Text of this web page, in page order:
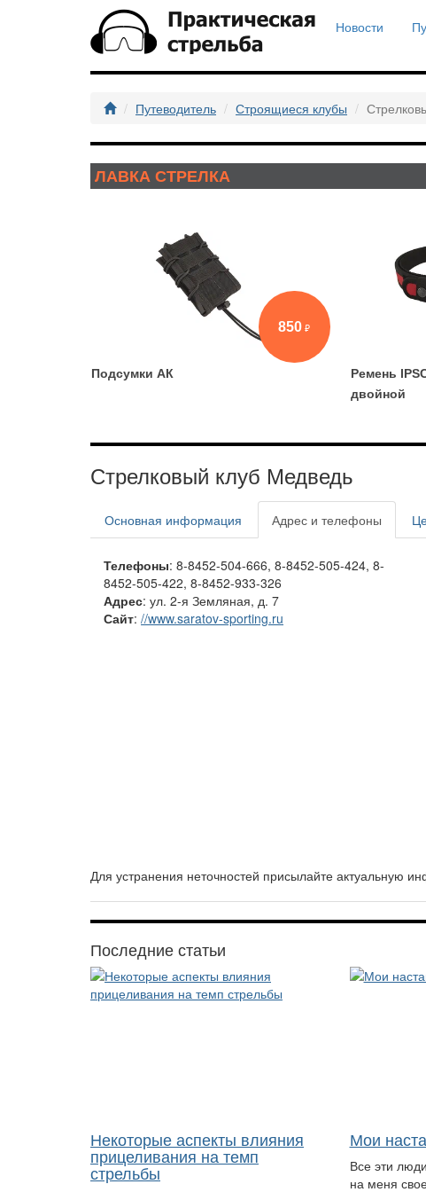
Новости
Путеводитель Строящиеся клубы
ЛАВКА СТРЕЛКА
850
Подсумки АК
Ремень
двойной
Стрелковый клуб Медведь
Основная информация Адрес и телефоны
Телефоны: 8-8452-504-666, 8-8452-505-424, 8-
8452-505-422, 8-8452-933-326
Адрес: ул. 2-я Земляная, д. 7
Сайт: //www.saratov-sporting.ru
Для устранения неточностей присылайте актуальную
Последние статьи
Некоторые аспекты влияния
прицеливания на темп
стрельбы
Мои
Все эти
на меня